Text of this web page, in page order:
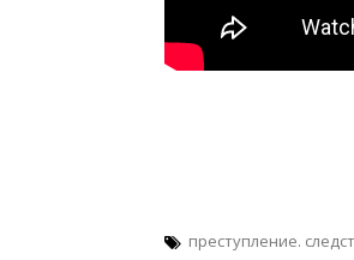
преступление.